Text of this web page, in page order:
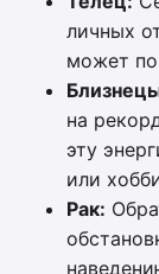
личных
может
на
эту
или
Рак: